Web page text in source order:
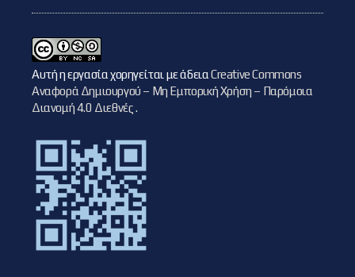
Αυτή η εργασία χορηγείται με άδειαCreative Commons
Αναφορά Δημιουργού – Μη Εμπορική Χρήση – Παρόμοια
Διανομή 4.0 Διεθνές.